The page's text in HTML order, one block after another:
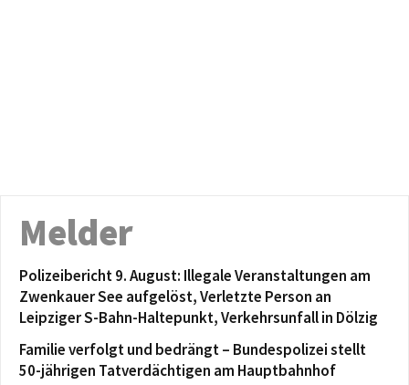
Melder
Polizeibericht 9. August: Illegale Veranstaltungen am
Zwenkauer See aufgelöst, Verletzte Person an
Leipziger S-Bahn-Haltepunkt, Verkehrsunfall in Dölzig
Familie verfolgt und bedrängt – Bundespolizei stellt
50-jährigen Tatverdächtigen am Hauptbahnhof